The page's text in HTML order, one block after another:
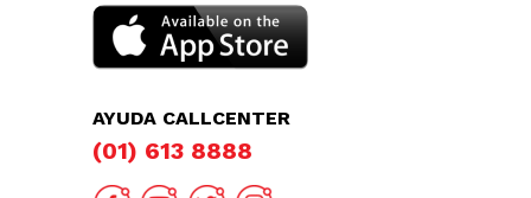
AYUDA CALLCENTER
(01) 613 8888